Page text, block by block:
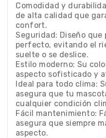
Comodidad y
de alta calidad que
confort.
Seguridad: Diseño
perfecto, evitando el
suelte o se deslice.
Estilo moderno: Su
aspecto sofisticado y
Ideal para todo clima:
asegura que tu
cualquier condición
Fácil mantenimiento:
asegura que siempre
aspecto.